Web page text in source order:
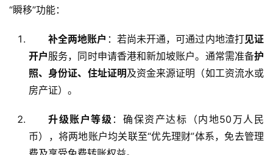
“瞬移”功能：
补全两地账户 ：若尚未开通，可通过内地渣打见证
开户服务，同时申请香港和新加坡账户。通常需准备护
照、身份证、住址证明及资金来源证明（如工资流水或
房产证）。
升级账户等级 ：确保资产达标（内地50万人民
币），将两地账户均关联至“优先理财”体系，免去管理